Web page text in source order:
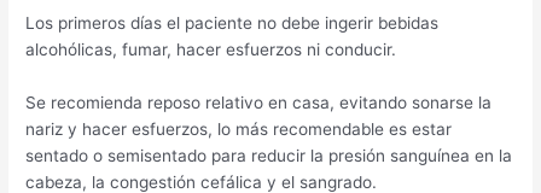
Los primeros días el paciente no debe ingerir bebidas
alcohólicas, fumar, hacer esfuerzos ni conducir.
Se recomienda reposo relativo en casa, evitando sonarse la
nariz y hacer esfuerzos, lo más recomendable es estar
sentado o semisentado para reducir la presión sanguínea en la
cabeza, la congestión cefálica y el sangrado.